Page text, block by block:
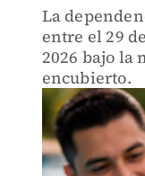
La
entre el 29
2026 bajo la
encubierto.